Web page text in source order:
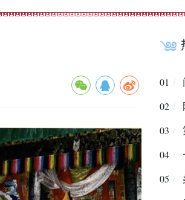
01
02
03
04
05